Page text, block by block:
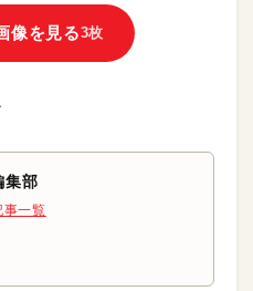
像を見る3枚
集部
事一覧